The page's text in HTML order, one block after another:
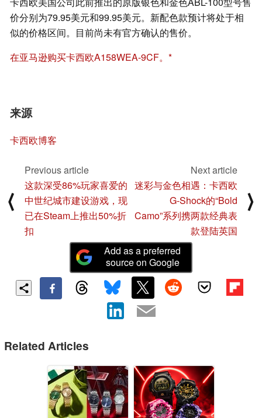
价分别为79.95美元和99.95美元。新配色款预计将处于相
似的价格区间。目前尚未有官方确认的售价。
在亚马逊购买卡西欧A158WEA-9CF。
来源
卡西欧博客
⟨
Previous article
这款深受86%玩家喜爱的
中世纪城市建设游戏，现
已在Steam上推出50%折
扣
Next article
迷彩与金色相遇：卡西欧
G-Shock的“Bold
Camo”系列携两款经典表
款登陆英国
⟩
Add as a preferred
source on Google
Related Articles